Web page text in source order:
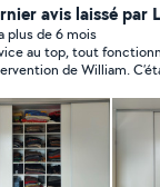
soigné. Zéro six,seize, Vingt six,dix sept,
vingt dix. Si
laisser moi
avis laissé par
plus de 6 mois
au top, tout
de William. C’était pas facile mais il a su trouver
!